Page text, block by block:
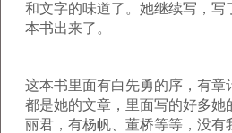
和文字的味道了。她继续写，写
本书出来了。
这本书里面有白先勇的序，有章
都是她的文章，里面写的好多她
丽君，有杨帆、董桥等等，没有